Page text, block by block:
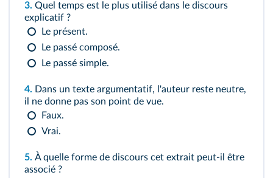
3. Quel temps est le plus utilisé dans le discours
explicatif ?
Le présent.
Le passé composé.
Le passé simple.
4. Dans un texte argumentatif, l'auteur reste neutre,
il ne donne pas son point de vue.
Faux.
Vrai.
5. À quelle forme de discours cet extrait peut-il être
associé ?